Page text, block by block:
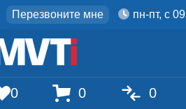
Перезвоните мне пн-пт, с
0 0 0